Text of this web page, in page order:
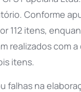
Conforme
112 itens,
realizados com
itens.
falhas na